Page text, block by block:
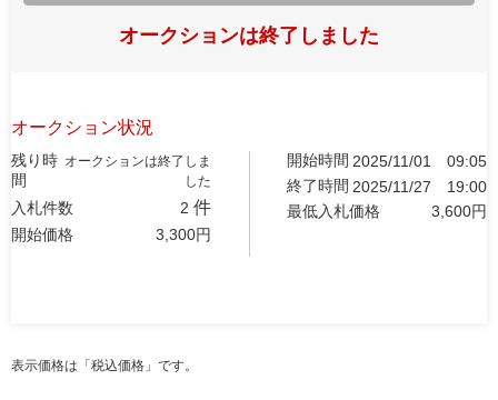
オークションは終了しました
オークション状況
残り時
間
オークションは終了しま
した
入札件数 2 件
開始価格 3,300円
開始時間 2025/11/01
09:05
終了時間 2025/11/27
19:00
最低入札価格
3,600円
表示価格は「税込価格」です。